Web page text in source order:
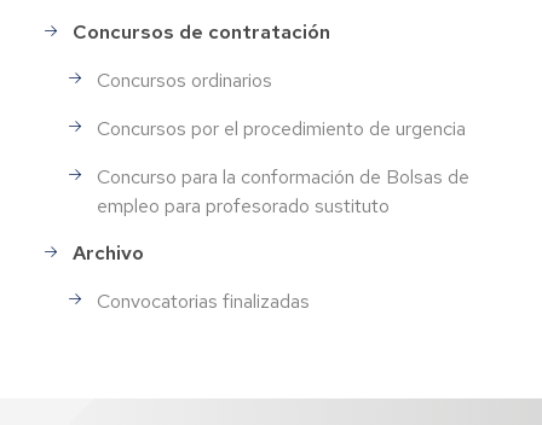
Concursos de contratación
Concursos ordinarios
Concursos por el procedimiento de urgencia
Concurso para la conformación de Bolsas de
empleo para profesorado sustituto
Archivo
Convocatorias finalizadas